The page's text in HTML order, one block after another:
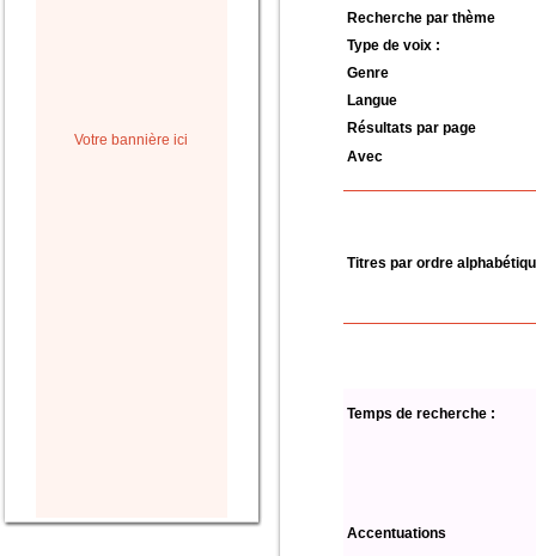
Votre bannière ici
Recherche par thème
Type de voix :
Genre
Langue
Résultats par page
Avec
Titres par ordre
Temps de recherche :
Accentuations